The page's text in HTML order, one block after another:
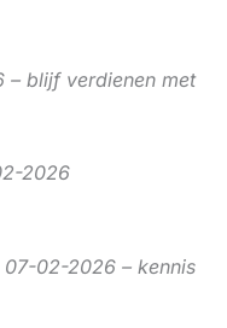
– blijf verdienen met
2026
02-2026 – kennis